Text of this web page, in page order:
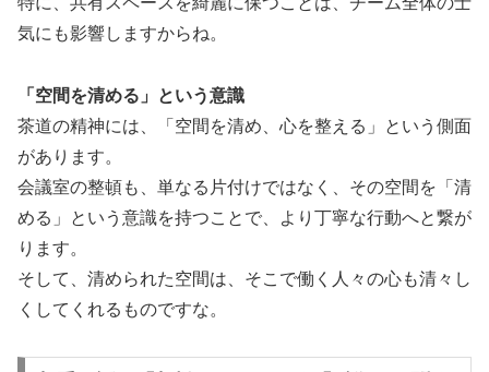
気にも影響しますからね。
「空間を清める」という意識
茶道の精神には、「空間を清め、心を整える」という側面
があります。
会議室の整頓も、単なる片付けではなく、その空間を「清
める」という意識を持つことで、より丁寧な行動へと繋が
ります。
そして、清められた空間は、そこで働く人々の心も清々し
くしてくれるものですな。